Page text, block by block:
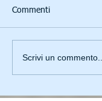
Commenti
Scrivi un commento...